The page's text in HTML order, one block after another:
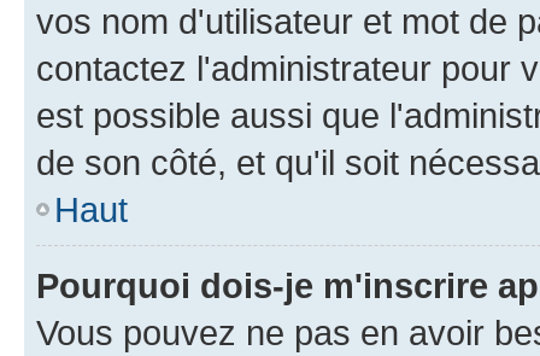
vos nom d'utilisateur et mot de
contactez l'administrateur pour
est possible aussi que
de son côté, et qu'il soit
Haut
Pourquoi dois-je m'inscrire
Vous pouvez ne pas en avoir